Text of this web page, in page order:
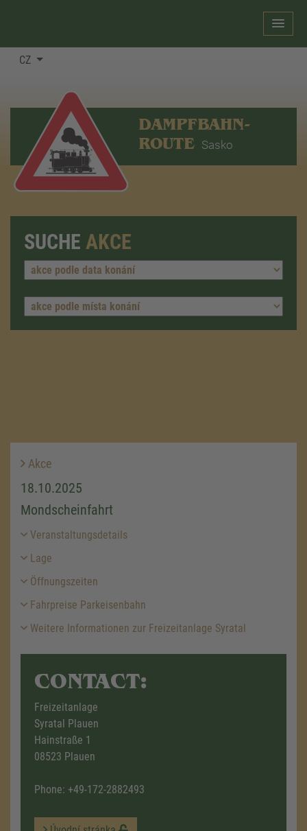
CZ
DAMPFBAHN-
ROUTE Sasko
SUCHE AKCE
Akce
18.10.2025
Mondscheinfahrt
Veranstaltungsdetails
Lage
Öffnungszeiten
Fahrpreise Parkeisenbahn
Weitere Informationen zur Freizeitanlage Syratal
CONTACT:
Freizeitanlage
Syratal Plauen
Hainstraße 1
08523 Plauen
Phone: +49-172-2882493